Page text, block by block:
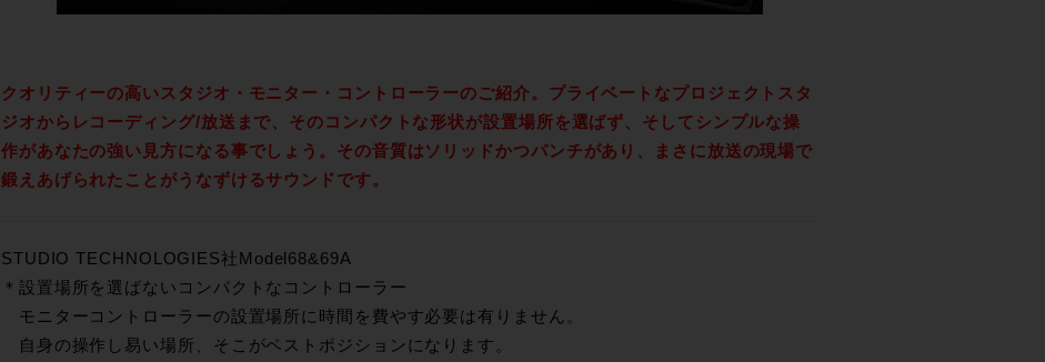
クオリティーの高いスタジオ・モニター・コントローラーのご紹介。プライベートなプロジェクトスタ
ジオからレコーディング/放送まで、そのコンパクトな形状が設置場所を選ばず、そしてシンプルな操
作があなたの強い見方になる事でしょう。その音質はソリッドかつパンチがあり、まさに放送の現場で
鍛えあげられたことがうなずけるサウンドです。
STUDIO TECHNOLOGIES社Model68&69A
＊設置場所を選ばないコンパクトなコントローラー
モニターコントローラーの設置場所に時間を費やす必要は有りません。
自身の操作し易い場所、そこがベストポジションになります。